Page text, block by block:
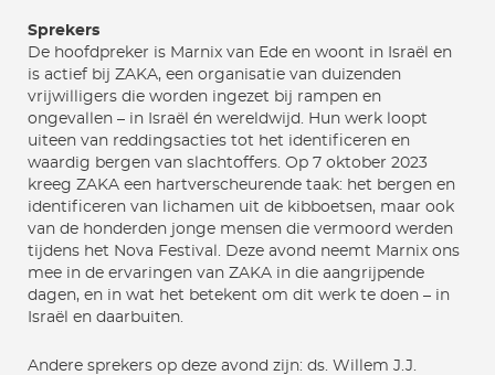
Sprekers
De hoofdpreker is Marnix van Ede en woont in Israël en
is actief bij ZAKA, een organisatie van duizenden
vrijwilligers die worden ingezet bij rampen en
ongevallen – in Israël én wereldwijd. Hun werk loopt
uiteen van reddingsacties tot het identificeren en
waardig bergen van slachtoffers. Op 7 oktober 2023
kreeg ZAKA een hartverscheurende taak: het bergen en
identificeren van lichamen uit de kibboetsen, maar ook
van de honderden jonge mensen die vermoord werden
tijdens het Nova Festival. Deze avond neemt Marnix ons
mee in de ervaringen van ZAKA in die aangrijpende
dagen, en in wat het betekent om dit werk te doen – in
Israël en daarbuiten.
Andere sprekers op deze avond zijn: ds. Willem J.J.